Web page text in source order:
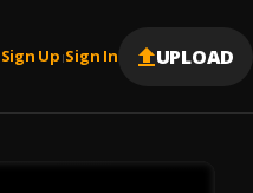
Sign Up |Sign In UPLOAD